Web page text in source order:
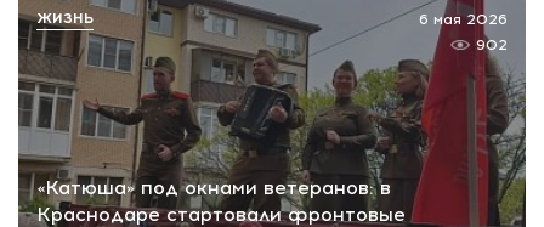
«Катюша» под окнами ветеранов: в
Краснодаре стартовали фронтовые
6 мая 2026
902
ЖИЗНЬ